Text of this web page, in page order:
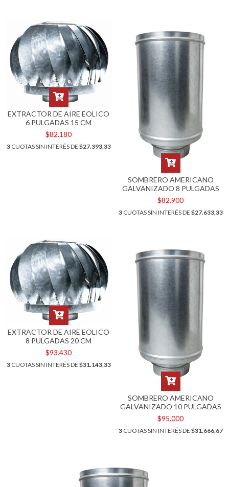
EXTRACTOR DE AIRE EOLICO
6 PULGADAS 15 CM
$82.180
3CUOTAS SIN INTERÉS DE $27.393,33
SOMBRERO AMERICANO
GALVANIZADO 8 PULGADAS
$82.900
3CUOTAS SIN INTERÉS DE $27.633,33
EXTRACTOR DE AIRE EOLICO
8 PULGADAS 20 CM
$93.430
3CUOTAS SIN INTERÉS DE $31.143,33
SOMBRERO AMERICANO
GALVANIZADO 10 PULGADAS
$95.000
3CUOTAS SIN INTERÉS DE $31.666,67